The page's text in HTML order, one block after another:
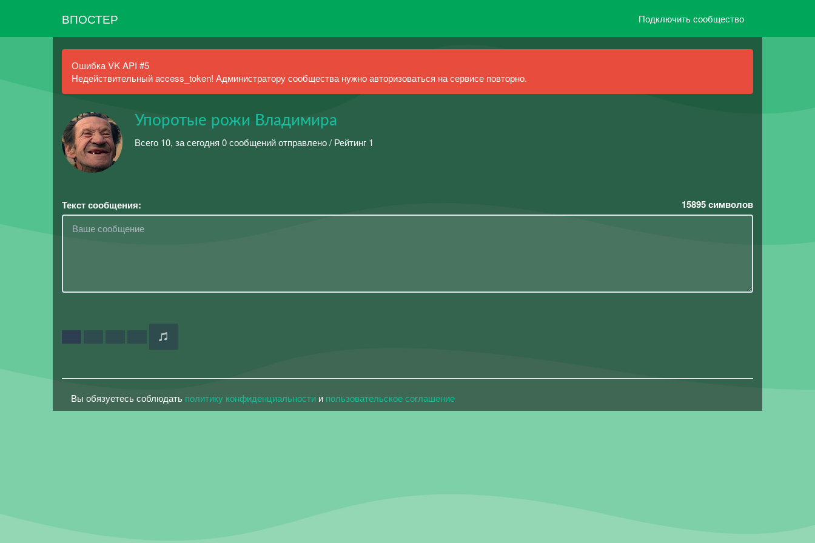
ВПОСТЕР Подключить сообщество
Ошибка VK API #5
Недействительный access_token! Администратору сообщества нужно авторизоваться на сервисе повторно.
Упоротые рожи Владимира
Всего 10, за сегодня 0 сообщений отправлено / Рейтинг 1
Текст сообщения: 15895символов
Вы обязуетесь соблюдать политику конфиденциальности и пользовательское соглашение